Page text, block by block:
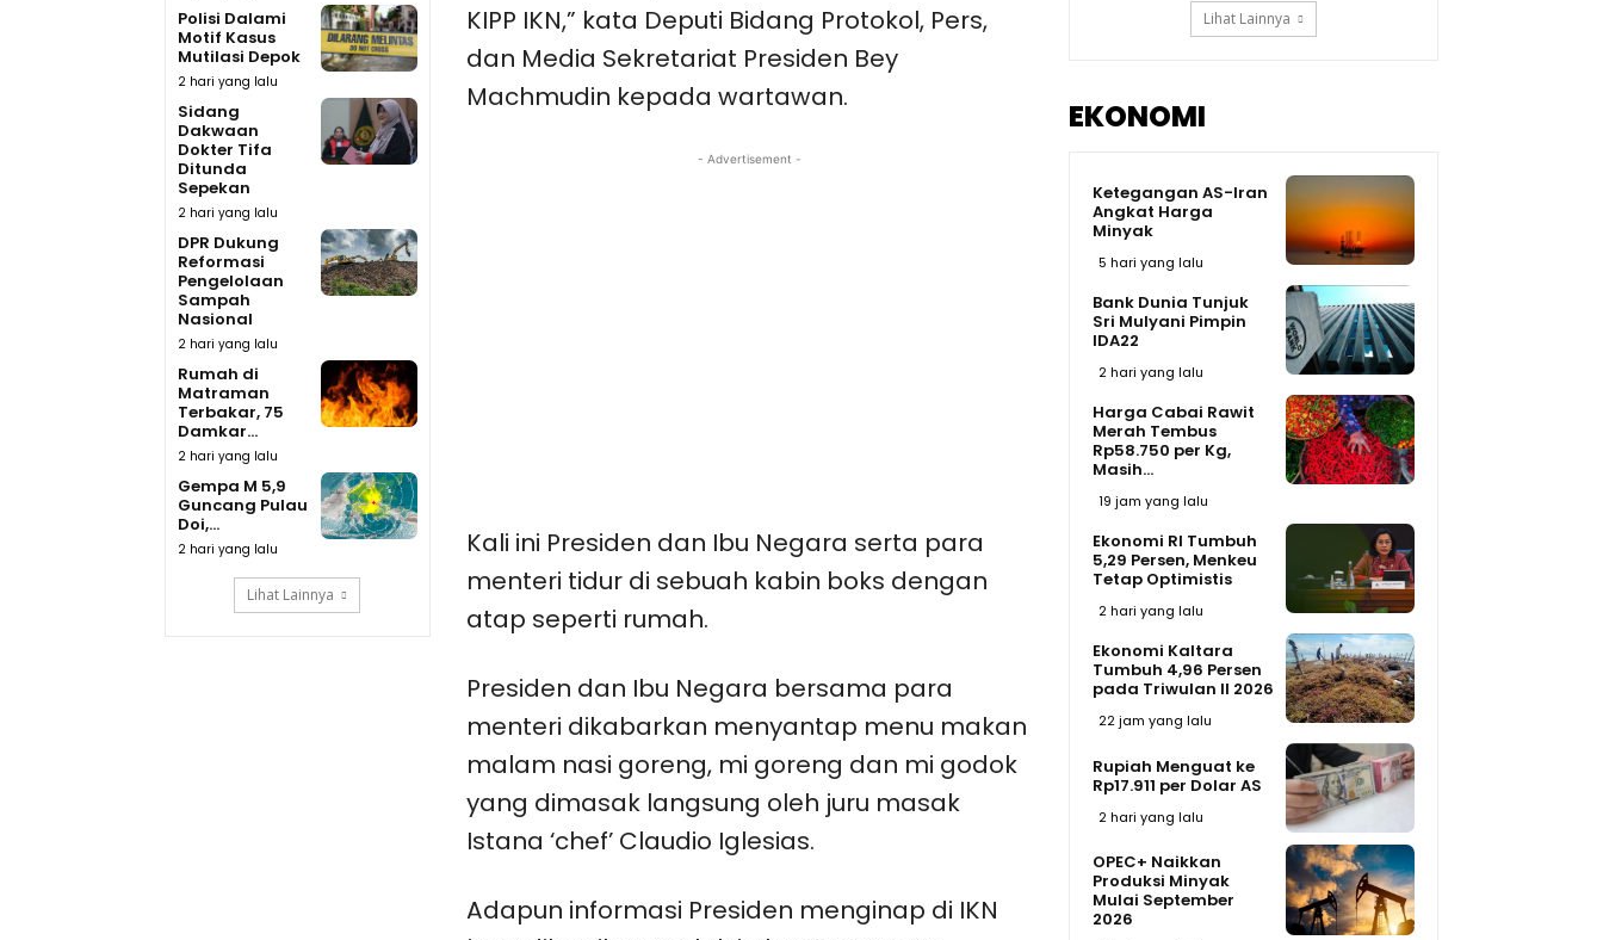
Polisi Dalami
Motif Kasus
Mutilasi Depok
2 hari yang lalu
Sidang
Dakwaan
Dokter Tifa
Ditunda
Sepekan
2 hari yang lalu
DPR Dukung
Reformasi
Pengelolaan
Sampah
Nasional
2 hari yang lalu
Rumah di
Matraman
Terbakar, 75
Damkar...
2 hari yang lalu
Gempa M 5,9
Guncang Pulau
Doi,...
2 hari yang lalu
Lihat Lainnya
KIPP IKN,” kata Deputi Bidang Protokol, Pers,
dan Media Sekretariat Presiden Bey
Machmudin kepada wartawan.
- Advertisement -
Kali ini Presiden dan Ibu Negara serta para
menteri tidur di sebuah kabin boks dengan
atap seperti rumah.
Presiden dan Ibu Negara bersama para
menteri dikabarkan menyantap menu makan
malam nasi goreng, mi goreng dan mi godok
yang dimasak langsung oleh juru masak
Istana ‘chef’ Claudio Iglesias.
Adapun informasi Presiden menginap di IKN
Lihat Lainnya
EKONOMI
Ketegangan AS-Iran
Angkat Harga
Minyak
5 hari yang lalu
Bank Dunia Tunjuk
Sri Mulyani Pimpin
IDA22
2 hari yang lalu
Harga Cabai Rawit
Merah Tembus
Rp58.750 per Kg,
Masih...
19 jam yang lalu
Ekonomi RI Tumbuh
5,29 Persen, Menkeu
Tetap Optimistis
2 hari yang lalu
Ekonomi Kaltara
Tumbuh 4,96 Persen
pada Triwulan II 2026
22 jam yang lalu
Rupiah Menguat ke
Rp17.911 per Dolar AS
2 hari yang lalu
OPEC+ Naikkan
Produksi Minyak
Mulai September
2026